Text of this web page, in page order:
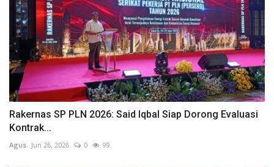
Rakernas SP PLN 2026: Said Iqbal Siap Dorong Evaluasi
Kontrak...
Agus Jun 26, 2026 0 99